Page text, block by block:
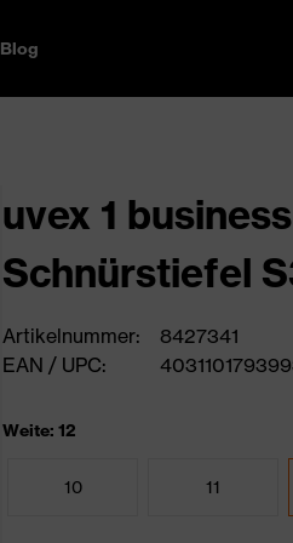
Blog
uvex 1 business
Schnürstiefel
Artikelnummer:
8427341
EAN / UPC:
Weite: 12
10 11